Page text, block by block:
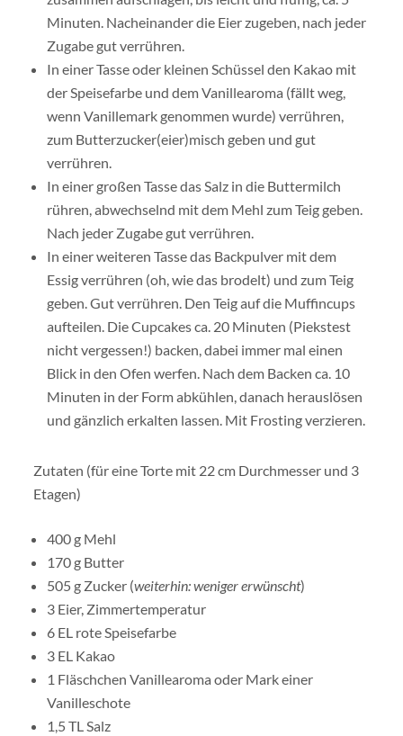
Minuten. Nacheinander die Eier zugeben, nach jeder
Zugabe gut verrühren.
In einer Tasse oder kleinen Schüssel den Kakao mit
der Speisefarbe und dem Vanillearoma (fällt weg,
wenn Vanillemark genommen wurde) verrühren,
zum Butterzucker(eier)misch geben und gut
verrühren.
In einer großen Tasse das Salz in die Buttermilch
rühren, abwechselnd mit dem Mehl zum Teig geben.
Nach jeder Zugabe gut verrühren.
In einer weiteren Tasse das Backpulver mit dem
Essig verrühren (oh, wie das brodelt) und zum Teig
geben. Gut verrühren. Den Teig auf die Muffincups
aufteilen. Die Cupcakes ca. 20 Minuten (Piekstest
nicht vergessen!) backen, dabei immer mal einen
Blick in den Ofen werfen. Nach dem Backen ca. 10
Minuten in der Form abkühlen, danach herauslösen
und gänzlich erkalten lassen. Mit Frosting verzieren.
Zutaten (für eine Torte mit 22 cm Durchmesser und 3
Etagen)
400 g Mehl
170 g Butter
505 g Zucker (weiterhin: weniger erwünscht)
3 Eier, Zimmertemperatur
6 EL rote Speisefarbe
3 EL Kakao
1 Fläschchen Vanillearoma oder Mark einer
Vanilleschote
1,5 TL Salz